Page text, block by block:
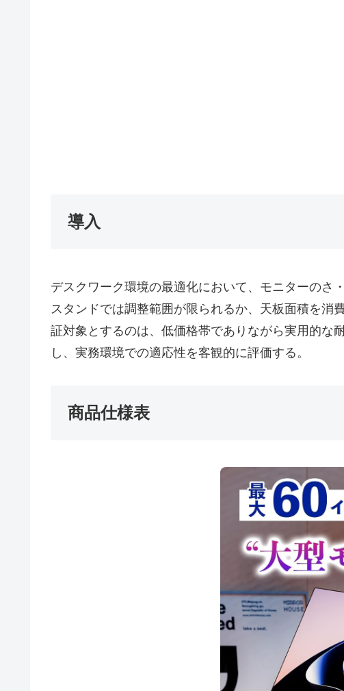
導入
デスクワーク環境の最適化において、モニターのさ
スタンドでは調整範囲が限られるか、天板面積を消
証対象とするのは、低価格帯でありながら実用的な
し、実務環境での適応性を客観的に評価する。
商品仕様表